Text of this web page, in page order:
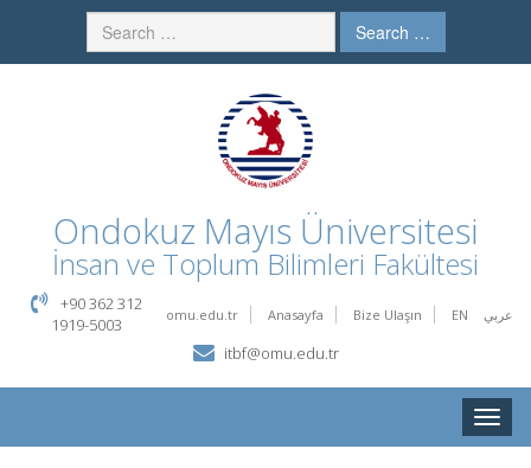
Search …
Ondokuz Mayıs Üniversitesi
İnsan ve Toplum Bilimleri Fakültesi
omu.edu.tr Anasayfa Bize Ulaşın EN عربي
+90 362 312
1919-5003
itbf@omu.edu.tr
Toggle